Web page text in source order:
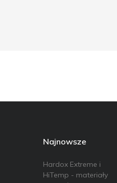
Najnowsze
Hardox Extreme i
HiTemp - materiały